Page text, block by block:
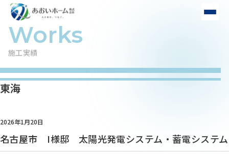
施工実績
東海
2026年1月20日
名古屋市 I様邸 太陽光発電システム・蓄電システム